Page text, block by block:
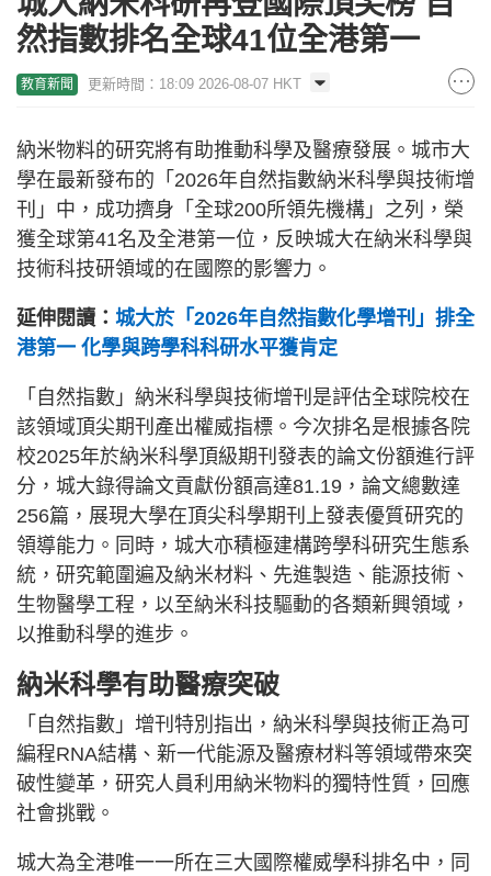
然指數排名全球41位全港第一
教育新聞 更新時間：18:09 2026-08-07 HKT
納米物料的研究將有助推動科學及醫療發展。城市大
學在最新發布的「2026年自然指數納米科學與技術增
刊」中，成功擠身「全球200所領先機構」之列，榮
獲全球第41名及全港第一位，反映城大在納米科學與
技術科技研領域的在國際的影響力。
延伸閱讀： 城大於「2026年自然指數化學增刊」排全
港第一 化學與跨學科科研水平獲肯定
「自然指數」納米科學與技術增刊是評估全球院校在
該領域頂尖期刊產出權威指標。今次排名是根據各院
校2025年於納米科學頂級期刊發表的論文份額進行評
分，城大錄得論文貢獻份額高達81.19，論文總數達
256篇，展現大學在頂尖科學期刊上發表優質研究的
領導能力。同時，城大亦積極建構跨學科研究生態系
統，研究範圍遍及納米材料、先進製造、能源技術、
生物醫學工程，以至納米科技驅動的各類新興領域，
以推動科學的進步。
納米科學有助醫療突破
「自然指數」增刊特別指出，納米科學與技術正為可
編程RNA結構、新一代能源及醫療材料等領域帶來突
破性變革，研究人員利用納米物料的獨特性質，回應
社會挑戰。
城大為全港唯一一所在三大國際權威學科排名中，同